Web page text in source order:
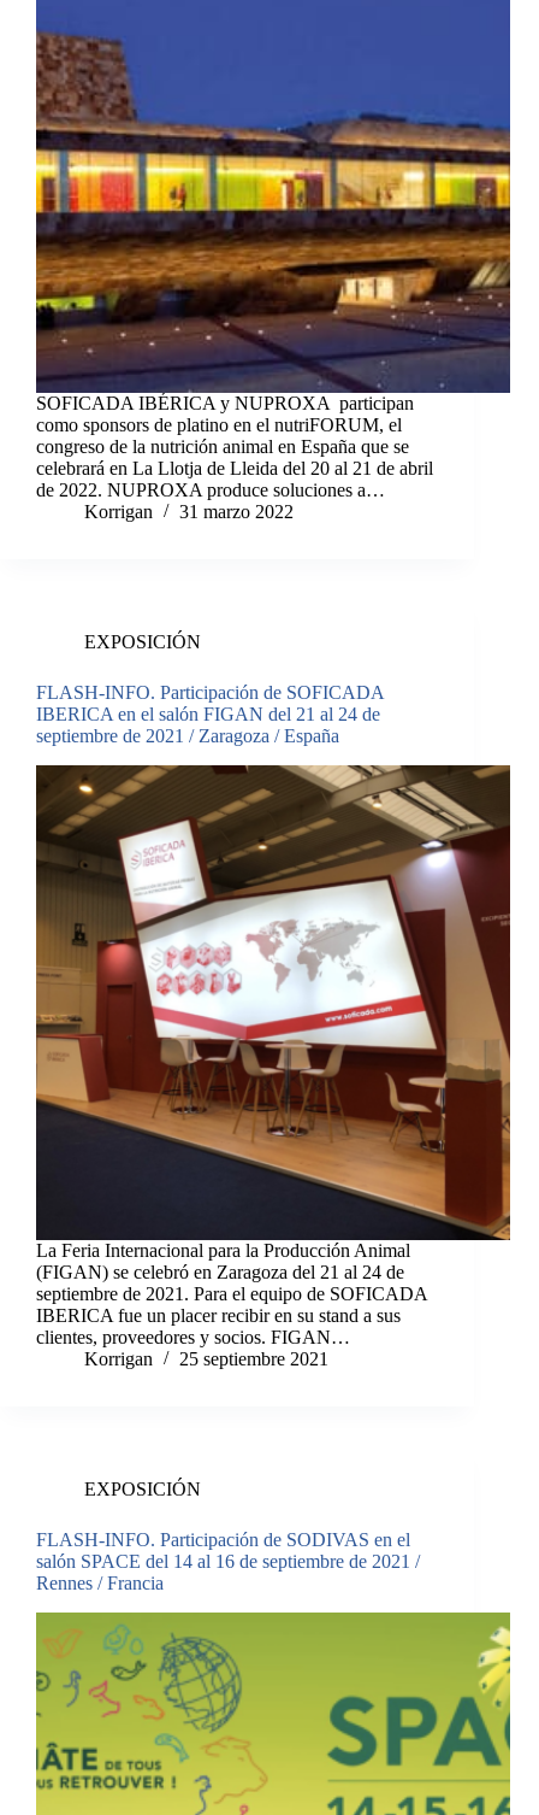
SOFICADA IBÉRICA y NUPROXA participan
como sponsors de platino en el nutriFORUM, el
congreso de la nutrición animal en España que se
celebrará en La Llotja de Lleida del 20 al 21 de abril
de 2022. NUPROXA produce soluciones a…
Korrigan
31 marzo 2022
EXPOSICIÓN
FLASH-INFO. Participación de SOFICADA
IBERICA en el salón FIGAN del 21 al 24 de
septiembre de 2021 / Zaragoza / España
La Feria Internacional para la Producción Animal
(FIGAN) se celebró en Zaragoza del 21 al 24 de
septiembre de 2021. Para el equipo de SOFICADA
IBERICA fue un placer recibir en su stand a sus
clientes, proveedores y socios. FIGAN…
Korrigan
25 septiembre 2021
EXPOSICIÓN
FLASH-INFO. Participación de SODIVAS en el
salón SPACE del 14 al 16 de septiembre de 2021 /
Rennes / Francia